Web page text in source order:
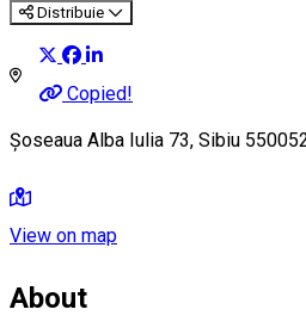
Distribuie
Copied!
Șoseaua Alba Iulia 73, Sibiu
View on map
About